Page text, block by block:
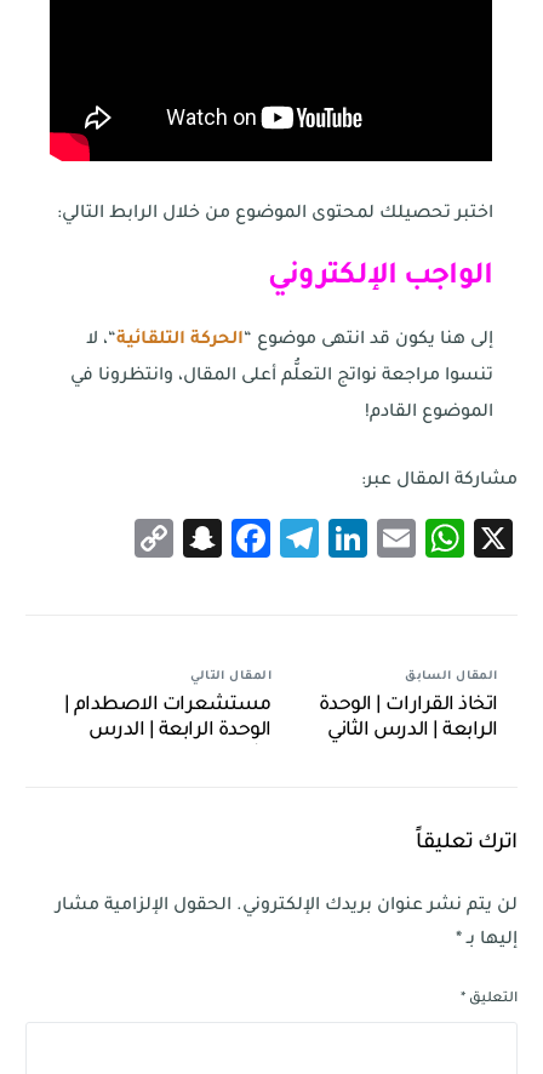
اختبر تحصيلك لمحتوى الموضوع من خلال الرابط التالي:
الواجب الإلكتروني
إلى هنا يكون قد انتهى موضوع “الحركة التلقائية“، لا
تنسوا مراجعة نواتج التعلُّم أعلى المقال، وانتظرونا في
الموضوع القادم!
مشاركة المقال عبر:
X
WhatsApp
Email
LinkedIn
Telegram
Facebook
Snapchat
المقال السابق
اتخاذ القرارات | الوحدة
الرابعة | الدرس الثاني
المقال التالي
مستشعرات الاصطدام |
الوحدة الرابعة | الدرس
اترك تعليقاً
لن يتم نشر عنوان بريدك الإلكتروني. الحقول الإلزامية مشار
إليها بـ*
التعليق *